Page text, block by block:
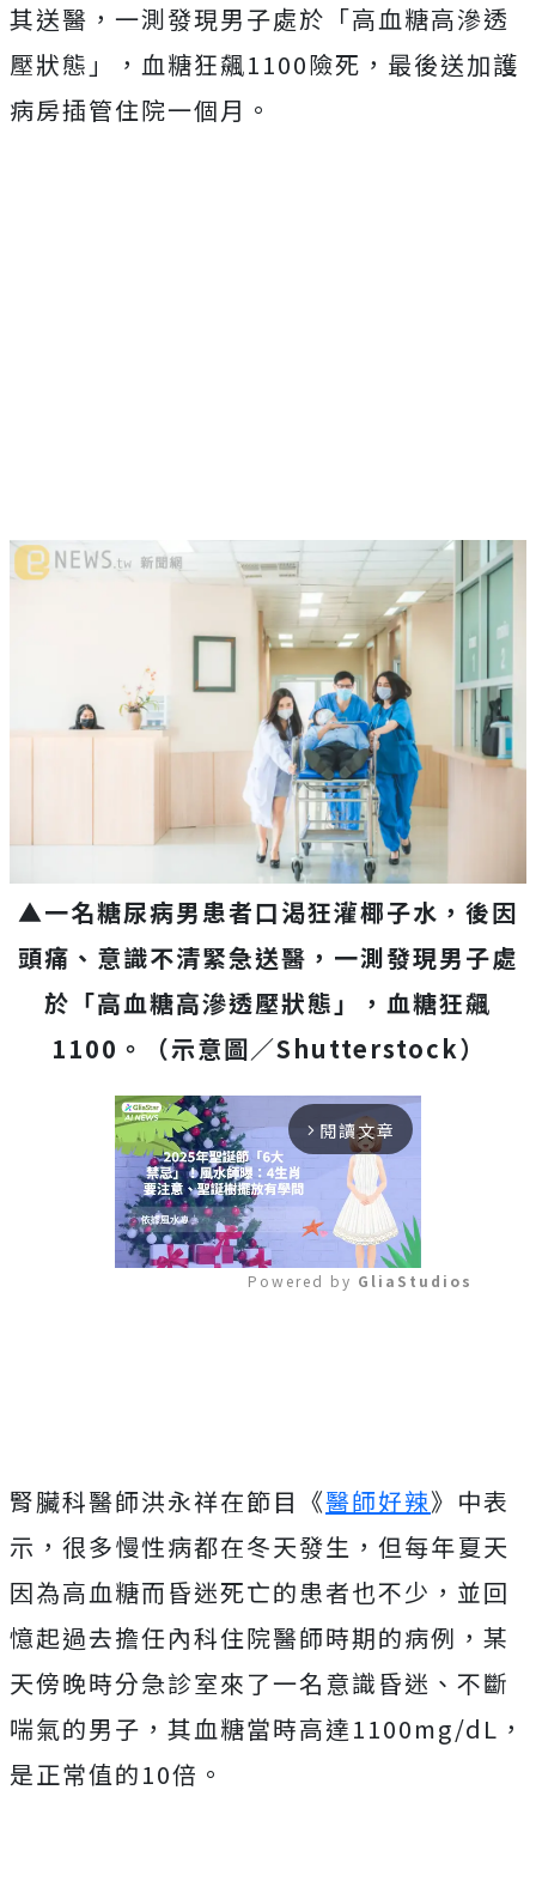
其送醫，一測發現男子處於「高血糖高滲透
壓狀態」，血糖狂飆1100險死，最後送加護
病房插管住院一個月。
▲一名糖尿病男患者口渴狂灌椰子水，後因
頭痛、意識不清緊急送醫，一測發現男子處
於「高血糖高滲透壓狀態」，血糖狂飆
1100。（示意圖／Shutterstock）
arrow_forward_ios 閱讀文章
Powered by GliaStudios
腎臟科醫師洪永祥在節目《醫師好辣》中表
示，很多慢性病都在冬天發生，但每年夏天
因為高血糖而昏迷死亡的患者也不少，並回
憶起過去擔任內科住院醫師時期的病例，某
天傍晚時分急診室來了一名意識昏迷、不斷
喘氣的男子，其血糖當時高達1100mg/dL，
是正常值的10倍。